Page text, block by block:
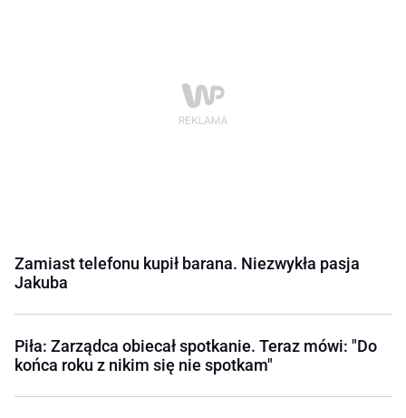
Zamiast telefonu kupił barana. Niezwykła pasja
Jakuba
Piła: Zarządca obiecał spotkanie. Teraz mówi: "Do
końca roku z nikim się nie spotkam"